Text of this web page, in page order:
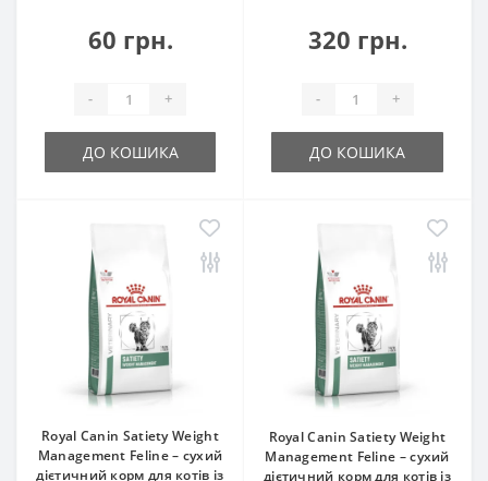
60 грн.
- +
ДО КОШИКА
320 грн.
- +
ДО КОШИКА
Royal Canin Satiety Weight
Management Feline – сухий
дієтичний корм для котів із
Royal Canin Satiety Weight
Management Feline – сухий
дієтичний корм для котів із